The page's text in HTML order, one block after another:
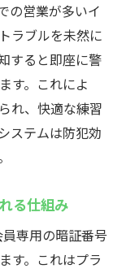
の営業が多いイ
ラブルを未然に
すると即座に警
す。これによ
れ、快適な練習
ステムは防犯効
る仕組み
員専用の暗証番号
す。これはプラ